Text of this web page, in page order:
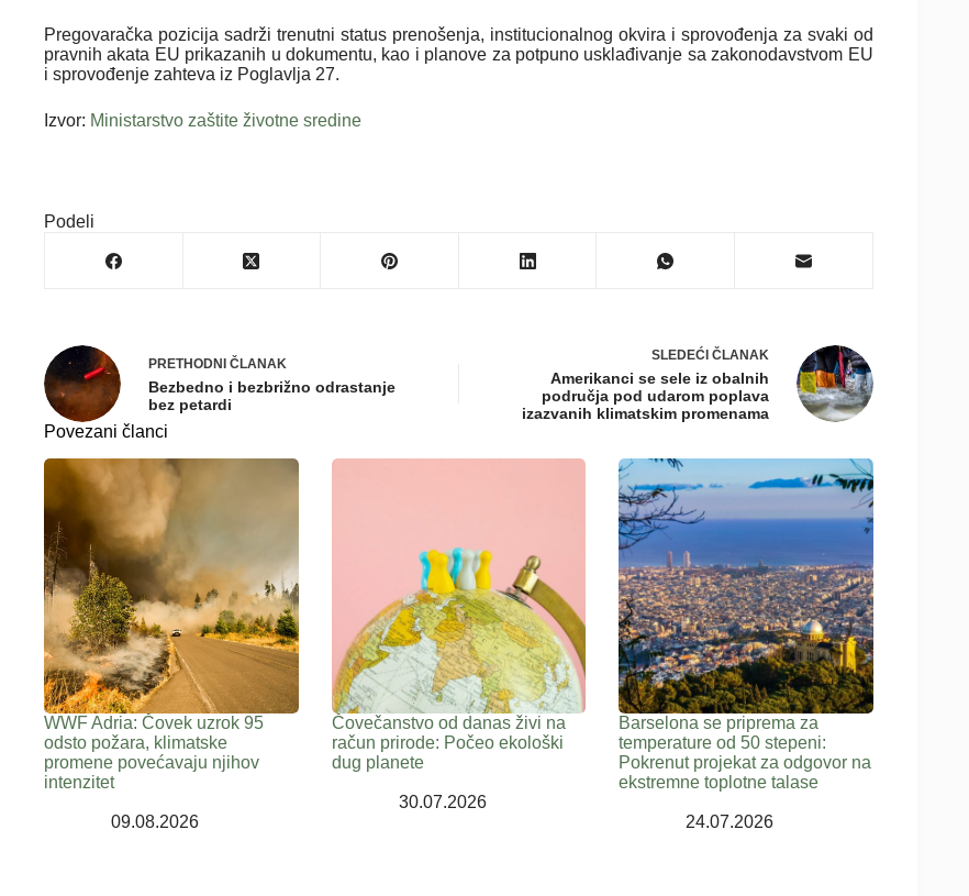
Pregovaračka pozicija sadrži trenutni status prenošenja, institucionalnog okvira i sprovođenja za svaki od
pravnih akata EU prikazanih u dokumentu, kao i planove za potpuno usklađivanje sa zakonodavstvom EU
i sprovođenje zahteva iz Poglavlja 27.
Izvor: Ministarstvo zaštite životne sredine
Podeli
PRETHODNI ČLANAK
Bezbedno i bezbrižno odrastanje
bez petardi
SLEDEĆI ČLANAK
Amerikanci se sele iz obalnih
područja pod udarom poplava
izazvanih klimatskim promenama
Povezani članci
WWF Adria: Čovek uzrok 95
odsto požara, klimatske
promene povećavaju njihov
intenzitet
09.08.2026
Čovečanstvo od danas živi na
račun prirode: Počeo ekološki
dug planete
30.07.2026
Barselona se priprema za
temperature od 50 stepeni:
Pokrenut projekat za odgovor na
ekstremne toplotne talase
24.07.2026